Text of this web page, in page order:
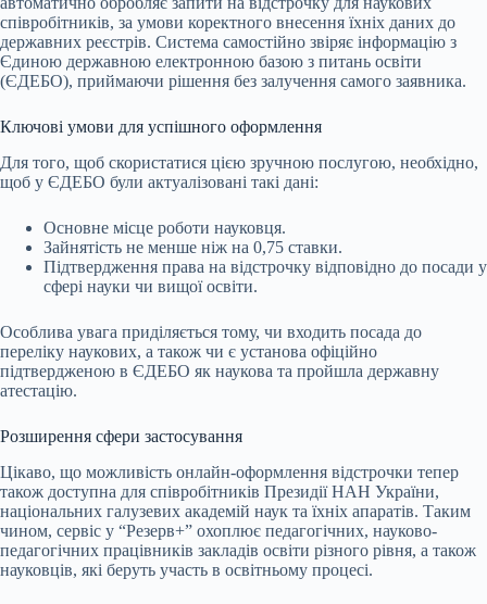
співробітників, за умови коректного внесення їхніх даних до
державних реєстрів. Система самостійно звіряє інформацію з
Єдиною державною електронною базою з питань освіти
(ЄДЕБО), приймаючи рішення без залучення самого заявника.
Ключові умови для успішного оформлення
Для того, щоб скористатися цією зручною послугою, необхідно,
щоб у ЄДЕБО були актуалізовані такі дані:
Основне місце роботи науковця.
Зайнятість не менше ніж на 0,75 ставки.
Підтвердження права на відстрочку відповідно до посади у
сфері науки чи вищої освіти.
Особлива увага приділяється тому, чи входить посада до
переліку наукових, а також чи є установа офіційно
підтвердженою в ЄДЕБО як наукова та пройшла державну
атестацію.
Розширення сфери застосування
Цікаво, що можливість онлайн-оформлення відстрочки тепер
також доступна для співробітників Президії НАН України,
національних галузевих академій наук та їхніх апаратів. Таким
чином, сервіс у “Резерв+” охоплює педагогічних, науково-
педагогічних працівників закладів освіти різного рівня, а також
науковців, які беруть участь в освітньому процесі.